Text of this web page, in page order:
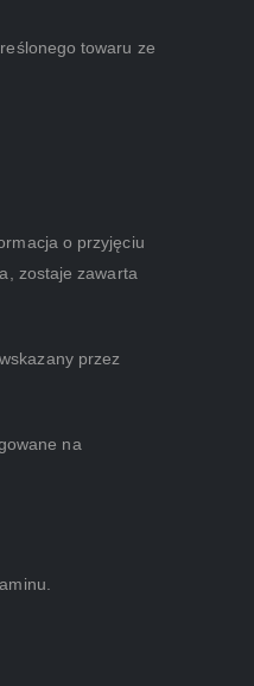
towaru ze
o przyjęciu
zostaje zawarta
przez
na